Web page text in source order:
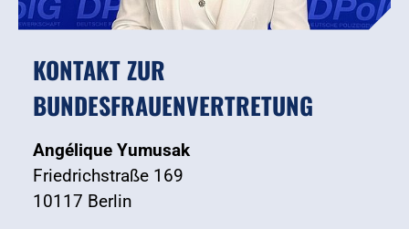
KONTAKT ZUR
BUNDESFRAUENVERTRETUNG
Angélique Yumusak
Friedrichstraße 169
10117 Berlin